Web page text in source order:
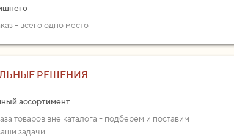
- всего одно место
РЕШЕНИЯ
ассортимент
товаров вне каталога - подберем и поставим
задачи